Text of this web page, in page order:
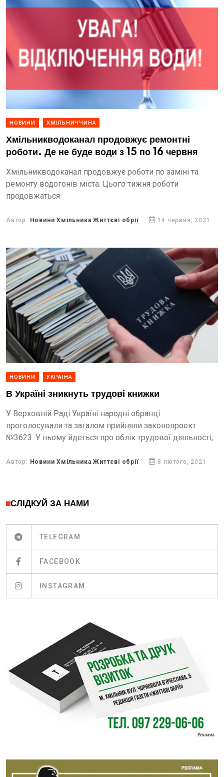
НОВИНИ ХМІЛЬНИЧЧИНА
Хмільникводоканал продовжує ремонтні
роботи. Де не буде води з 15 по 16 червня
Хмільникводоканал продовжує роботи по заміні та
ремонту водогонів міста. Цього тижня роботи
продовжаться
Автор: Новини Хмільника Життєві обрії 14 червня, 2021
НОВИНИ УКРАЇНА
В Україні зникнуть трудові книжки
У Верховній Раді Україні народні обранці
проголосували та загалом прийняли законопроект
№3623. У ньому йдеться про облік трудової діяльності,
Автор: Новини Хмільника Життєві обрії 8 лютого, 2021
СЛІДКУЙ ЗА НАМИ
TELEGRAM
FACEBOOK
INSTAGRAM